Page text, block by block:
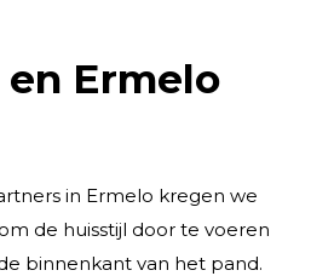
Ermelo
in Ermelo kregen we
de huisstijl door te voeren
binnenkant van het pand.